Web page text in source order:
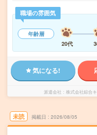
職場の雰囲気
年齢層
20代
気になる!
派遣会社 株式会社綜合
未読 掲載日 2026/08/05